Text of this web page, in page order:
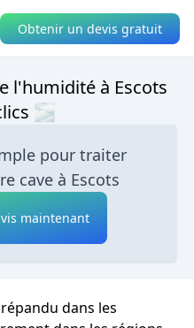
Obtenir un devis gratuit
l'humidité à Escots
🌫
pour traiter
cave à Escots
maintenant
dans les